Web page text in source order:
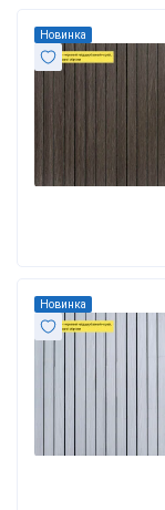
Новинка
Новинка